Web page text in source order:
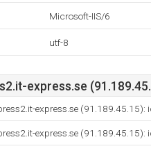
Microsoft-IIS/6
utf-8
express.se
express.se (91.189.45.15):
express.se (91.189.45.15):